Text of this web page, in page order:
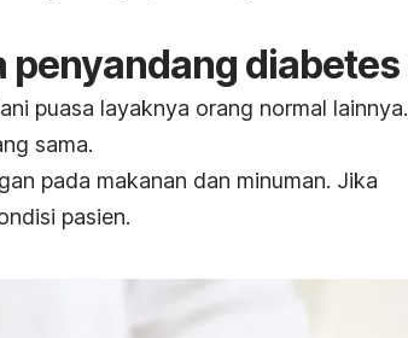
penyandang diabetes
puasa layaknya orang normal lainnya.
sama.
pada makanan dan minuman. Jika
pasien.